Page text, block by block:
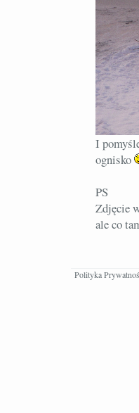
I
ognisko
PS
Zdjęcie
ale co
Polityka